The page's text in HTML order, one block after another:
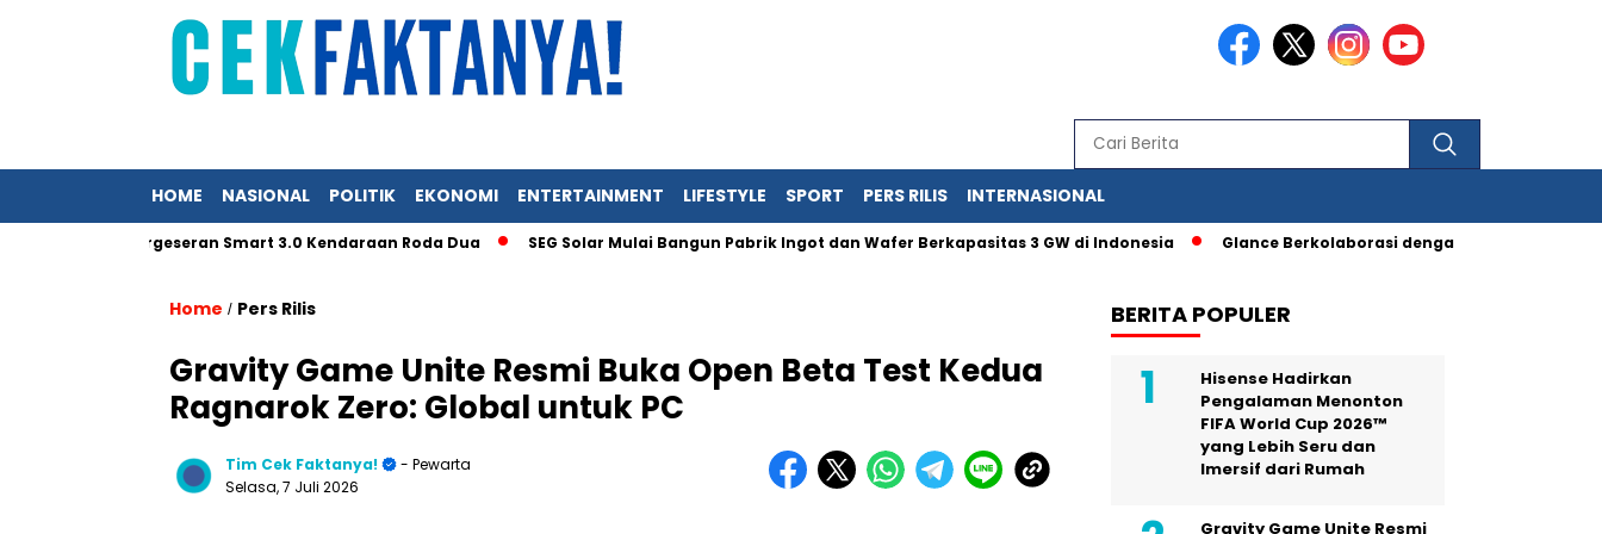
HOME NASIONAL POLITIK EKONOMI ENTERTAINMENT LIFESTYLE SPORT PERS RILIS INTERNASIONAL
Pergeseran Smart 3.0 Kendaraan Roda Dua SEG Solar Mulai Bangun Pabrik Ingot dan Wafer Berkapasitas 3 GW di Indonesia Glance Berkolaborasi dengan IAS, Berbagai Fitur
Home / Pers Rilis
Gravity Game Unite Resmi Buka Open Beta Test Kedua
Ragnarok Zero: Global untuk PC
Tim Cek Faktanya!
- Pewarta
Selasa, 7 Juli 2026
BERITA POPULER
Hisense Hadirkan
Pengalaman Menonton
FIFA World Cup 2026™
yang Lebih Seru dan
Imersif dari Rumah
Gravity Game Unite Resmi